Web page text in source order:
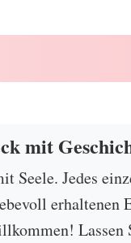
mit
Jedes
Lassen